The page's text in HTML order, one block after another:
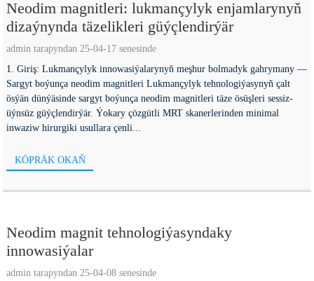
Neodim magnitleri: lukmançylyk enjamlarynyň
dizaýnynda täzelikleri güýçlendirýär
admin tarapyndan 25-04-17 senesinde
1. Giriş: Lukmançylyk innowasiýalarynyň meşhur bolmadyk gahrymany —
Sargyt boýunça neodim magnitleri Lukmançylyk tehnologiýasynyň çalt
ösýän dünýäsinde sargyt boýunça neodim magnitleri täze ösüşleri sessiz-
üýnsüz güýçlendirýär. Ýokary çözgütli MRT skanerlerinden minimal
inwaziw hirurgiki usullara çenli...
KÖPRÄK OKAŇ
Neodim magnit tehnologiýasyndaky
innowasiýalar
admin tarapyndan 25-04-08 senesinde